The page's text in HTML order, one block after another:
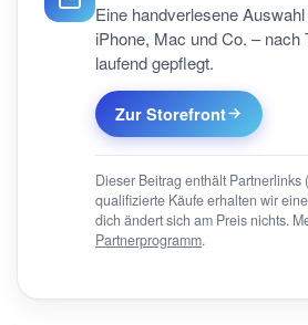
Eine handverlesene
iPhone, Mac und Co. – nach
laufend gepflegt.
Zur Storefront
Dieser Beitrag enthält Partnerlinks
qualifizierte Käufe erhalten wir
dich ändert sich am Preis nichts.
Partnerprogramm.